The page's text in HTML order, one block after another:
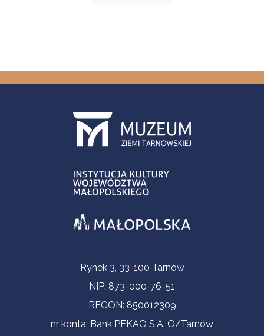
Informacje kontaktoweRynek 3, 33-100 Tarnów
NIP: 873-000-76-51
REGON: 850012309
nr konta: Bank PEKAO S.A. O/Tarnów